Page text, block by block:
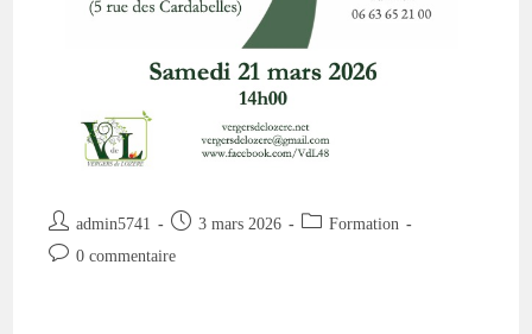
Auteur/autrice
de
admin5741
Publication
3 mars 2026
PostFormation
Commentaires
0 commentaire